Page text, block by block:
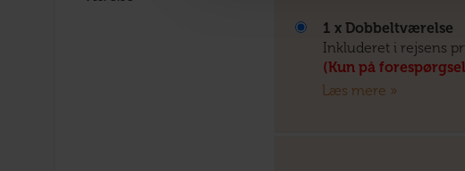
1 x Dobbeltværelse
Inkluderet i rejsens
(Kun på
Læs mere »